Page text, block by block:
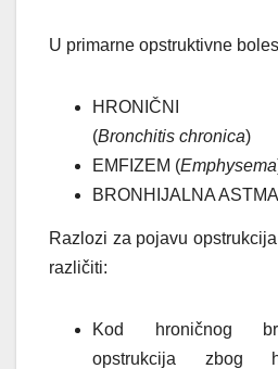
U primarne opstruktivne
HRONIČNI
(Bronchitis chronica)
EMFIZEM (Emphysema
BRONHIJALNA
Razlozi za pojavu
različiti:
Kod hroničnog
opstrukcija zbog